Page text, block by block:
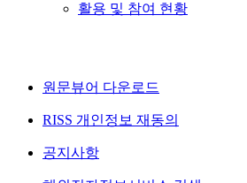
활용 및 참여 현황
원문뷰어 다운로드
RISS 개인정보 재동의
공지사항